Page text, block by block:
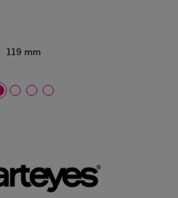
119 mm